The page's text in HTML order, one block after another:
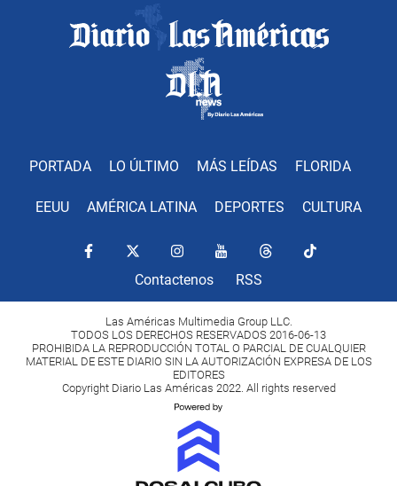
PORTADA LO ÚLTIMO MÁS LEÍDAS FLORIDA
EEUU AMÉRICA LATINA DEPORTES CULTURA
Contactenos RSS
Las Américas Multimedia Group LLC.
TODOS LOS DERECHOS RESERVADOS 2016-06-13
PROHIBIDA LA REPRODUCCIÓN TOTAL O PARCIAL DE CUALQUIER
MATERIAL DE ESTE DIARIO SIN LA AUTORIZACIÓN EXPRESA DE LOS
EDITORES
Copyright Diario Las Américas 2022. All rights reserved